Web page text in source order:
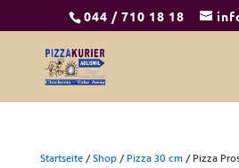
044 / 710 18 18
Startseite/Shop/Pizza 30 cm/ Pizza